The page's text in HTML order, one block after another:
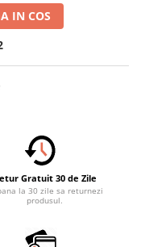
IN COS
Gratuit 30 de Zile
la 30 zile sa returnezi
produsul.